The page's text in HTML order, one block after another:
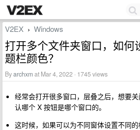
V2EX › Windows
打开多个文件夹窗口，如何
题栏颜色？
Byarchxmat Mar 4, 2022 · 1745 views
经常会打开很多窗口，层叠之后，想要
认哪个 X 按钮是哪个窗口的。
这时候，如果可以为不同窗体设置不同